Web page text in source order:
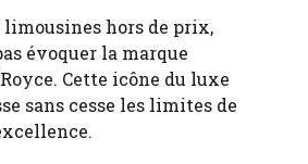
limousines hors de prix,
évoquer la marque
Cette icône du luxe
sans cesse les limites de